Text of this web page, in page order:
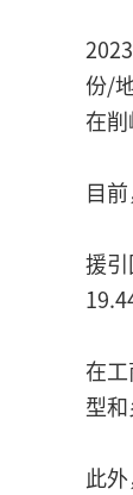
份/
在
目
援
在
型
此